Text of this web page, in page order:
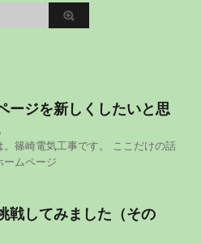
ージを新しくしたいと思
。篠崎電気工事です。 ここだけの話
ームページ
戦してみました（その